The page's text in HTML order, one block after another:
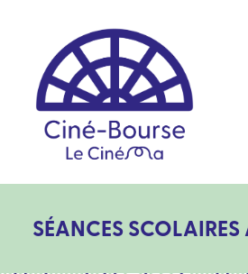
FILMS ET HORAIRES
SÉANCES